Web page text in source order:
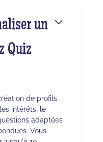
un
Quiz
de profils
intérêts, le
adaptées
Vous